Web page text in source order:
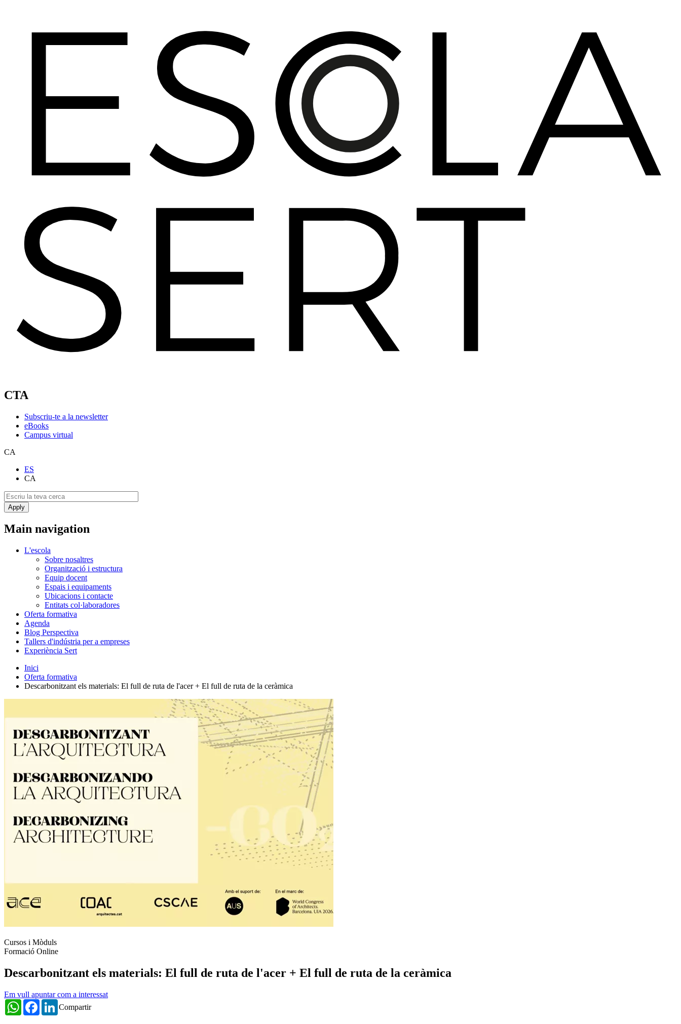
CTA
Subscriu-te a la newsletter
eBooks
Campus virtual
CA
ES
CA
Main navigation
L'escola
Sobre nosaltres
Organització i estructura
Equip docent
Espais i equipaments
Ubicacions i contacte
Entitats col·laboradores
Oferta formativa
Agenda
Blog Perspectiva
Tallers d'indústria per a empreses
Experiència Sert
Inici
Oferta formativa
Descarbonitzant els materials: El full de ruta de l'acer + El full de ruta de la ceràmica
Cursos i Mòduls
Formació Online
Descarbonitzant els materials: El full de ruta de l'acer + El full de ruta de la ceràmica
Em vull apuntar com a interessat
Compartir
WhatsAppFacebookLinkedIn